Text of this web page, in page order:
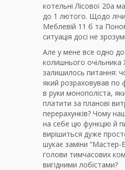
котельні Лісової 20а
до 1 лютого. Щодо
Меблевій 11 б та
ситуація досі не
Але у мене все одно
колишнього очільника
залишилось питання:
який розраховував по
в руки монополіста,
платити за планові
перерахунків? Чому
на себе цю функцію й
вирішиться дуже
шукає заміни “Мастер-
голови тимчасових
вигідними лобістами?